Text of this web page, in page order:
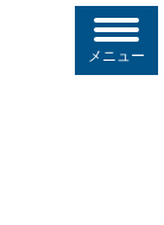
メニュー